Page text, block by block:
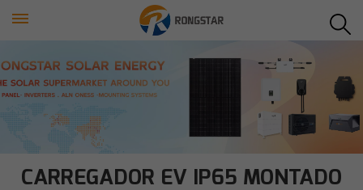
CARREGADOR EV IP65 MONTADO